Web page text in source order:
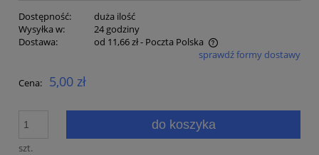
Dostępność:
duża ilość
Wysyłka w:
24 godziny
Dostawa:
od 11,66 zł- Poczta Polska
Cena nie zawiera ewentualnych kosztów płatnościsprawdź formy dostawy
Cena: 5,00 zł
szt.
do koszyka